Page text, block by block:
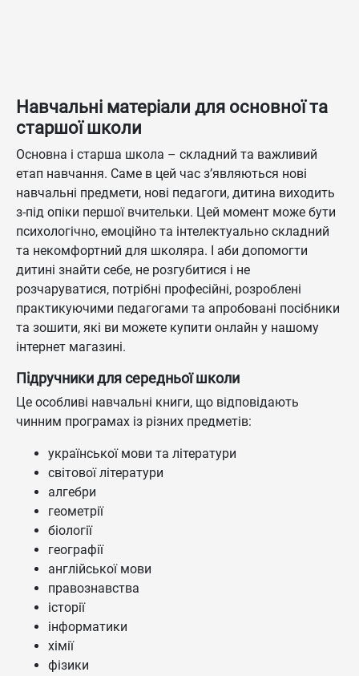
Навчальні матеріали для основної та
старшої школи
Основна і старша школа – складний та важливий
етап навчання. Саме в цей час з’являються нові
навчальні предмети, нові педагоги, дитина виходить
з-під опіки першої вчительки. Цей момент може бути
психологічно, емоційно та інтелектуально складний
та некомфортний для школяра. І аби допомогти
дитині знайти себе, не розгубитися і не
розчаруватися, потрібні професійні, розроблені
практикуючими педагогами та апробовані посібники
та зошити, які ви можете купити онлайн у нашому
інтернет магазині.
Підручники для середньої школи
Це особливі навчальні книги, що відповідають
чинним програмах із різних предметів:
української мови та літератури
світової літератури
алгебри
геометрії
біології
географії
англійської мови
правознавства
історії
інформатики
хімії
фізики